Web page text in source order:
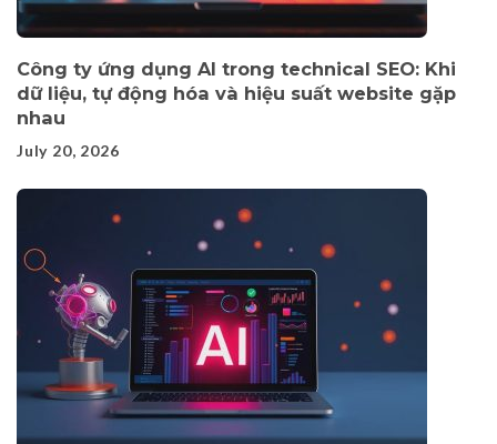
Công ty ứng dụng AI trong technical SEO: Khi
dữ liệu, tự động hóa và hiệu suất website gặp
nhau
July 20, 2026